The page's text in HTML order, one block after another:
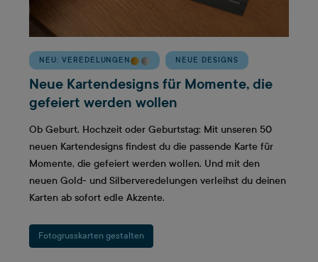
NEU: VEREDELUNGEN NEUE DESIGNS
Neue Kartendesigns für Momente, die
gefeiert werden wollen
Ob Geburt, Hochzeit oder Geburtstag: Mit unseren 50
neuen Kartendesigns findest du die passende Karte für
Momente, die gefeiert werden wollen. Und mit den
neuen Gold- und Silberveredelungen verleihst du deinen
Karten ab sofort edle Akzente.
Fotogrusskarten gestalten